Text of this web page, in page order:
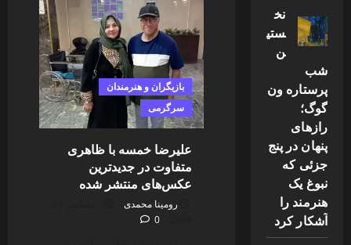
گوینده
رادیو
و
بازیگر
پیشکسوت
بازیگران و هنرمندان
سرگرمی
علیرضا خمسه با ظاهری
متفاوت در جدیدترین
عکس‌های منتشر شده
رومینا محمدی
0
نخ
ستی
ن
شب
پرستاره ون
گوگ؛
رازهای
پنهان در پنج
جزئی که
نبوغ یک
هنرمند را
آشکار کرد